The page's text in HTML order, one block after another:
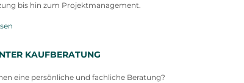
bis hin zum Projektmanagement.
KAUFBERATUNG
eine persönliche und fachliche Beratung?